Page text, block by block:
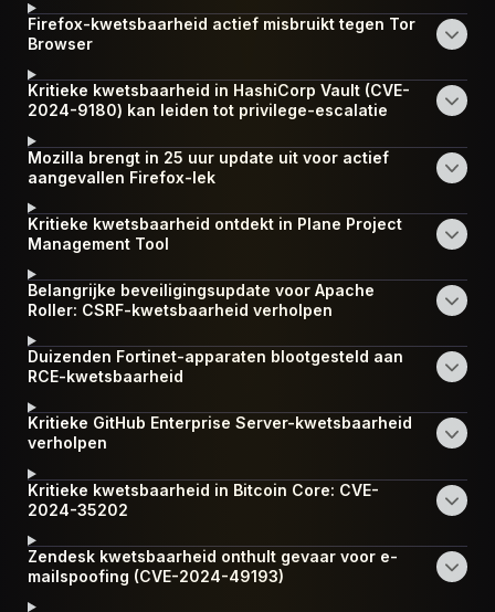
Firefox-kwetsbaarheid actief misbruikt tegen Tor
Browser
Kritieke kwetsbaarheid in HashiCorp Vault (CVE-
2024-9180) kan leiden tot privilege-escalatie
Mozilla brengt in 25 uur update uit voor actief
aangevallen Firefox-lek
Kritieke kwetsbaarheid ontdekt in Plane Project
Management Tool
Belangrijke beveiligingsupdate voor Apache
Roller: CSRF-kwetsbaarheid verholpen
Duizenden Fortinet-apparaten blootgesteld aan
RCE-kwetsbaarheid
Kritieke GitHub Enterprise Server-kwetsbaarheid
verholpen
Kritieke kwetsbaarheid in Bitcoin Core: CVE-
2024-35202
Zendesk kwetsbaarheid onthult gevaar voor e-
mailspoofing (CVE-2024-49193)